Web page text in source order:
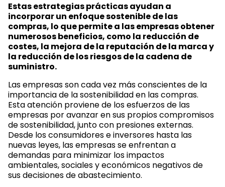
Estas estrategias prácticas ayudan a
incorporar un enfoque sostenible de las
compras, lo que permite a las empresas obtener
numerosos beneficios, como la reducción de
costes, la mejora de la reputación de la marca y
la reducción de los riesgos de la cadena de
suministro.
Las empresas son cada vez más conscientes de la
importancia de la sostenibilidad en las compras.
Esta atención proviene de los esfuerzos de las
empresas por avanzar en sus propios compromisos
de sostenibilidad, junto con presiones externas.
Desde los consumidores e inversores hasta las
nuevas leyes, las empresas se enfrentan a
demandas para minimizar los impactos
ambientales, sociales y económicos negativos de
sus decisiones de abastecimiento.